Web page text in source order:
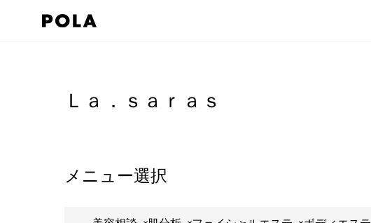
Ｌａ．ｓａｒａｓ
メニュー選択